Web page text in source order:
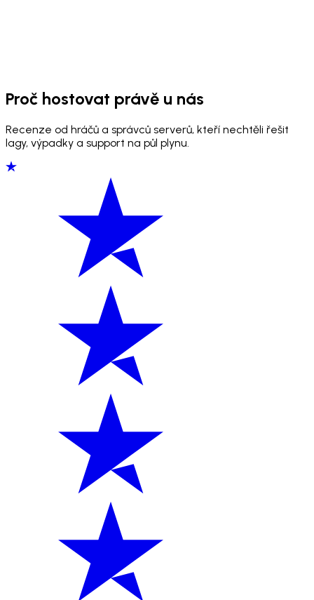
Proč hostovat právě u nás
Recenze od hráčů a správců serverů, kteří nechtěli řešit
lagy, výpadky a support na půl plynu.